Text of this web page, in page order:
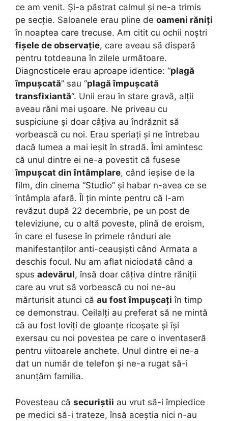
ce am venit. Și-a păstrat calmul și ne-a trimis
pe secție. Saloanele erau pline de oameni răniți
în noaptea care trecuse. Am citit cu ochii noștri
fișele de observație, care aveau să dispară
pentru totdeauna în zilele următoare.
Diagnosticele erau aproape identice: “plagă
împușcată” sau “plagă împușcată
transfixiantă“. Unii erau în stare gravă, alții
aveau răni mai ușoare. Ne priveau cu
suspiciune și doar câțiva au îndrăznit să
vorbească cu noi. Erau speriați și ne întrebau
dacă lumea a mai ieșit în stradă. Îmi amintesc
că unul dintre ei ne-a povestit că fusese
împușcat din întâmplare, când ieșise de la
film, din cinema “Studio” și habar n-avea ce se
întâmpla afară. Îl țin minte pentru că l-am
revăzut după 22 decembrie, pe un post de
televiziune, cu o altă poveste, plină de eroism,
în care el fusese în primele rânduri ale
manifestanților anti-ceaușiști când Armata a
deschis focul. Nu am aflat niciodată când a
spus adevărul, însă doar câțiva dintre răniții
care au vrut să vorbească cu noi ne-au
mărturisit atunci că au fost împușcați în timp
ce demonstrau. Ceilalți au preferat să ne mintă
că au fost loviți de gloanțe ricoșate și își
exersau cu noi povestea pe care o inventaseră
pentru viitoarele anchete. Unul dintre ei ne-a
dat un număr de telefon și ne-a rugat să-i
anunțăm familia.
Povesteau că securiștii au vrut să-i împiedice
pe medici să-i trateze, însă aceștia nici n-au